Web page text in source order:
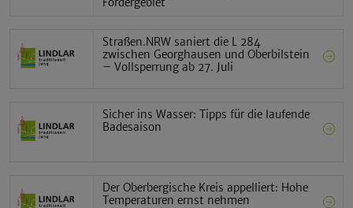
Straßen.NRW saniert die L 284
zwischen Georghausen und Oberbilstein
– Vollsperrung ab 27. Juli
Sicher ins Wasser: Tipps für die laufende
Badesaison
Der Oberbergische Kreis appelliert: Hohe
Temperaturen ernst nehmen